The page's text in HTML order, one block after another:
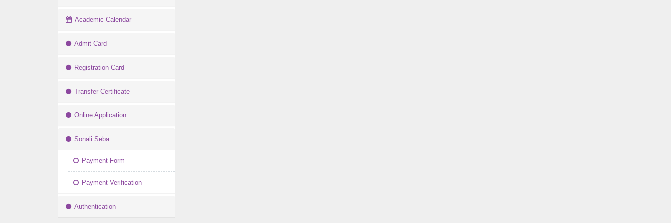
Academic Calendar
Admit Card
Registration Card
Transfer Certificate
Online Application
Sonali Seba
Payment Form
Payment Verification
Authentication